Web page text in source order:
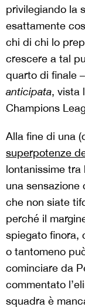
privilegiando la
esattamente
chi di chi lo
crescere a tal
quarto di finale
anticipata, vista
Champions
Alla fine di una
superpotenze
lontanissime tra
una sensazione
che non siate
perché il
spiegato finora,
o tantomeno
cominciare da
commentato
squadra è